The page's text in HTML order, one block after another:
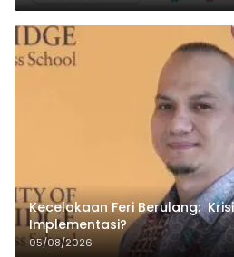
Kecelakaan Feri Berulang:
Implementasi?
05/08/2026